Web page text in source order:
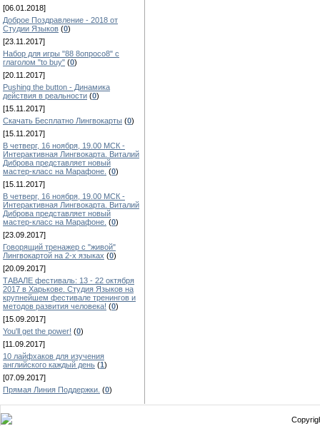
[06.01.2018]
Доброе Поздравление - 2018 от
Студии Языков (0)
[23.11.2017]
Набор для игры "88 8опросо8" с
глаголом "to buy" (0)
[20.11.2017]
Pushing the button - Динамика
действия в реальности (0)
[15.11.2017]
Скачать Бесплатно Лингвокарты (0)
[15.11.2017]
В четверг, 16 ноября, 19.00 МСК -
Интерактивная Лингвокарта. Виталий
Диброва представляет новый
мастер-класс на Марафоне. (0)
[15.11.2017]
В четверг, 16 ноября, 19.00 МСК -
Интерактивная Лингвокарта. Виталий
Диброва представляет новый
мастер-класс на Марафоне. (0)
[23.09.2017]
Говорящий тренажер с "живой"
Лингвокартой на 2-х языках (0)
[20.09.2017]
ТАВАЛЕ фестиваль: 13 - 22 октября
2017 в Харькове. Студия Языков на
крупнейшем фестивале тренингов и
методов развития человека! (0)
[15.09.2017]
You'll get the power! (0)
[11.09.2017]
10 лайфхаков для изучения
английского каждый день (1)
[07.09.2017]
Прямая Линия Поддержки. (0)